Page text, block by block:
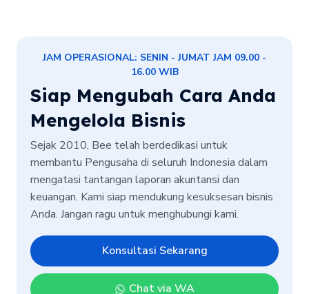
JAM OPERASIONAL: SENIN - JUMAT JAM 09.00 -
16.00 WIB
Siap Mengubah Cara Anda
Mengelola Bisnis
Sejak 2010, Bee telah berdedikasi untuk
membantu Pengusaha di seluruh Indonesia dalam
mengatasi tantangan laporan akuntansi dan
keuangan. Kami siap mendukung kesuksesan bisnis
Anda. Jangan ragu untuk menghubungi kami.
Konsultasi Sekarang
Chat via WA